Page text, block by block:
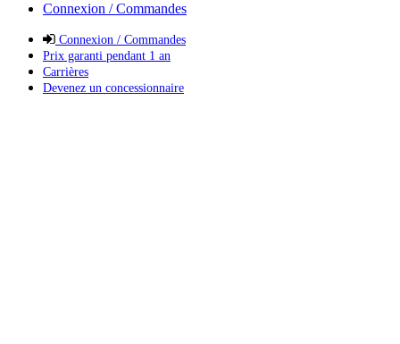
Connexion / Commandes
Connexion / Commandes
Prix garanti pendant 1 an
Carrières
Devenez un concessionnaire